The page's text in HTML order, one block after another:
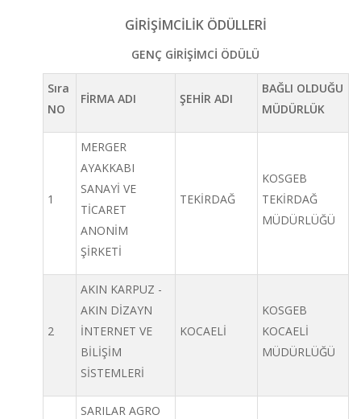
GİRİŞİMCİLİK ÖDÜLLERİ
GENÇ GİRİŞİMCİ ÖDÜLÜ
Sıra
NO
FİRMA ADI ŞEHİR ADI
BAĞLI OLDUĞU
MÜDÜRLÜK
1
MERGER
AYAKKABI
SANAYİ VE
TİCARET
ANONİM
ŞİRKETİ
TEKİRDAĞ
KOSGEB
TEKİRDAĞ
MÜDÜRLÜĞÜ
2
AKIN KARPUZ -
AKIN DİZAYN
İNTERNET VE
BİLİŞİM
SİSTEMLERİ
KOCAELİ
KOSGEB
KOCAELİ
MÜDÜRLÜĞÜ
SARILAR AGRO